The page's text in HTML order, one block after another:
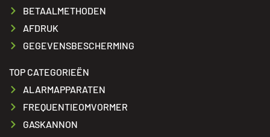
BETAALMETHODEN
AFDRUK
GEGEVENSBESCHERMING
TOP CATEGORIEËN
ALARMAPPARATEN
FREQUENTIEOMVORMER
GASKANNON